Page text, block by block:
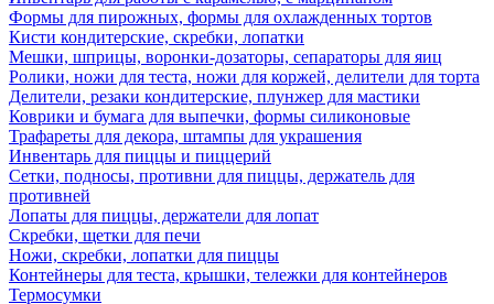
Формы для пирожных, формы для охлажденных тортов
Кисти кондитерские, скребки, лопатки
Мешки, шприцы, воронки-дозаторы, сепараторы для яиц
Ролики, ножи для теста, ножи для коржей, делители для торта
Делители, резаки кондитерские, плунжер для мастики
Коврики и бумага для выпечки, формы силиконовые
Трафареты для декора, штампы для украшения
Инвентарь для пиццы и пиццерий
Сетки, подносы, противни для пиццы, держатель для
противней
Лопаты для пиццы, держатели для лопат
Скребки, щетки для печи
Ножи, скребки, лопатки для пиццы
Контейнеры для теста, крышки, тележки для контейнеров
Термосумки